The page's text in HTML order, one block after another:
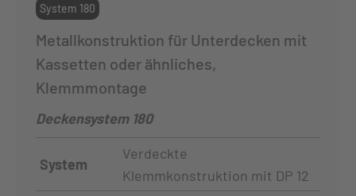
System 180
Metallkonstruktion für Unterdecken mit
Kassetten oder ähnliches,
Klemmmontage
Deckensystem 180
System
Verdeckte
Klemmkonstruktion mit DP 12